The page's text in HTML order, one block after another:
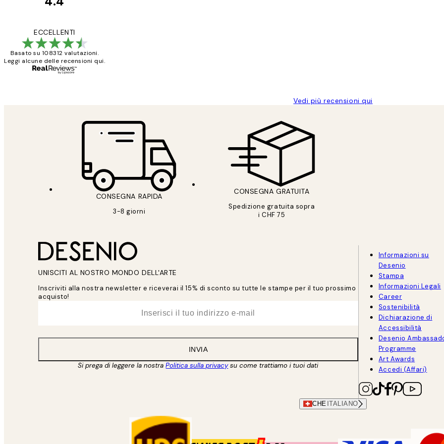
ECCELLENTI
Basato su 108312 valutazioni.
Leggi alcune delle recensioni qui.
Vedi più recensioni qui
CONSEGNA RAPIDA
3-8 giorni
CONSEGNA GRATUITA
Spedizione gratuita sopra
i CHF 75
UNISCITI AL NOSTRO MONDO DELL'ARTE
Inscriviti alla nostra newsletter e riceverai il 15% di sconto su tutte le stampe per il tuo prossimo
acquisto!
INVIA
Si prega di leggere la nostraPolitica sulla privacysu come trattiamo i tuoi dati
Informazioni su
Desenio
Stampa
Informazioni Legali
Career
Sostenibilità
Dichiarazione di
Accessibilità
Desenio
Programme
Art Awards
Accedi (Affari)
CHE ITALIANO